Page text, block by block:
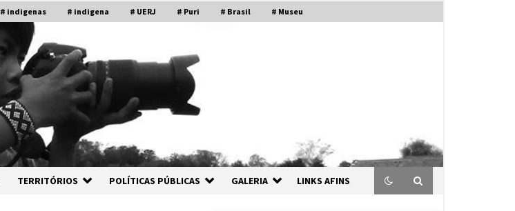
# indigenas # indigena # UERJ # Puri # Brasil # Museu
TERRITÓRIOS POLÍTICAS PÚBLICAS GALERIA LINKS AFINS